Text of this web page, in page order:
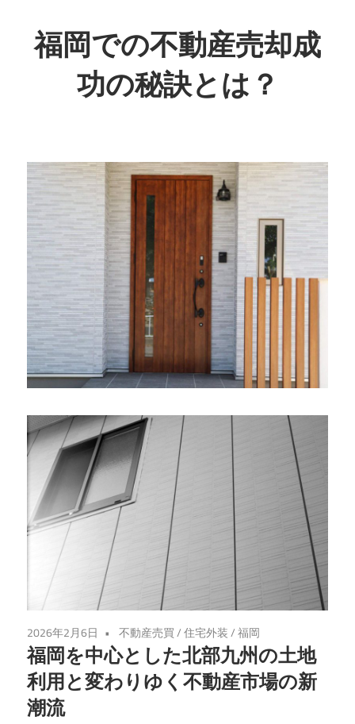
ン
テ
キ
プ
福岡での不動産売却成
功の秘訣とは？
で
理
想
の
売
を
実
現！
成
功
の
カ
ギ
丁
寧
ま
す。
2026年2月6日 不動産売買/住宅外装/福岡
福岡を中心とした北部九州の土地
利用と変わりゆく不動産市場の新
潮流